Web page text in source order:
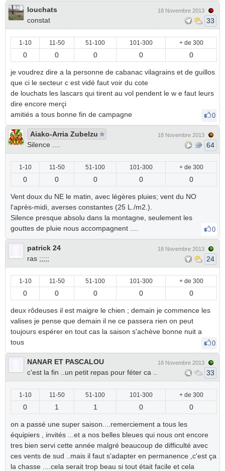
louchats
constat
18 Novembre 2013
33
1-10 11-50 51-100 101-300 + de 300
0 0 0 0 0
je voudrez dire a la personne de cabanac vilagrains et de guillos
que ci le secteur c est vidé faut voir du cote
de louchats les lascars qui tirent au vol pendent le w e faut leurs
dire encore merçi
amitiés a tous bonne fin de campagne
0
Aiako-Arria Zubelzu
Silence ....
18 Novembre 2013
64
1-10 11-50 51-100 101-300 + de 300
0 0 0 0 0
Vent doux du NE le matin, avec légères pluies; vent du NO
l'après-midi, averses constantes (25 L./m2.).
Silence presque absolu dans la montagne, seulement les
gouttes de pluie nous accompagnent ....
0
patrick 24
ras ;;;;;
18 Novembre 2013
24
1-10 11-50 51-100 101-300 + de 300
0 0 0 0 0
deux rôdeuses il est maigre le chien ; demain je commence les
valises je pense que demain il ne ce passera rien on peut
toujours espérer en tout cas la saison s'achève bonne nuit a
tous
0
NANAR ET PASCALOU
c'est la fin ..un petit repas pour féter ca ..
18 Novembre 2013
33
1-10 11-50 51-100 101-300 + de 300
0 1 1 0 0
on a passé une super saison....remerciement a tous les
équipiers , invités ...et a nos belles bleues qui nous ont encore
tres bien servi cette année malgré beaucoup de difficulté avec
ces vents de sud ..mais il faut s'adapter en permanence ,c'est ça
la chasse ....cela serait trop beau si tout était facile et cela